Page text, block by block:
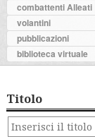
combattenti Alleati
volantini
pubblicazioni
biblioteca virtuale
Titolo